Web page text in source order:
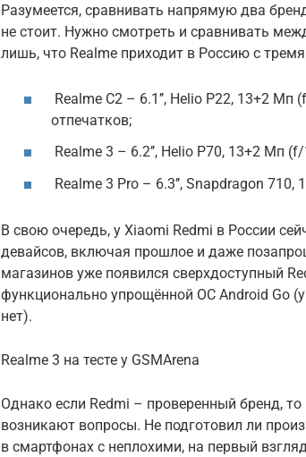
Разумеется, сравнивать напрямую два
не стоит. Нужно смотреть и сравнивать
лишь, что Realme приходит в Россию с
Realme С2 – 6.1’’, Helio P22, 13+2
отпечатков;
Realme 3 – 6.2’’, Helio P70, 13+2 Мп
Realme 3 Pro – 6.3’’, Snapdragon
В свою очередь, у Xiaomi Redmi в России
девайсов, включая прошлое и даже
магазинов уже появился сверхдоступный
функционально упрощённой ОС Android Go
нет).
Realme 3 на тесте у GSMArena
Однако если Redmi – проверенный бренд,
возникают вопросы. Не подготовил ли
в смартфонах с неплохими, на первый